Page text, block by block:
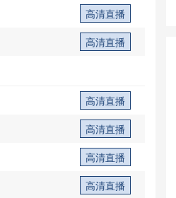
高清直播
高清直播
高清直播
高清直播
高清直播
高清直播